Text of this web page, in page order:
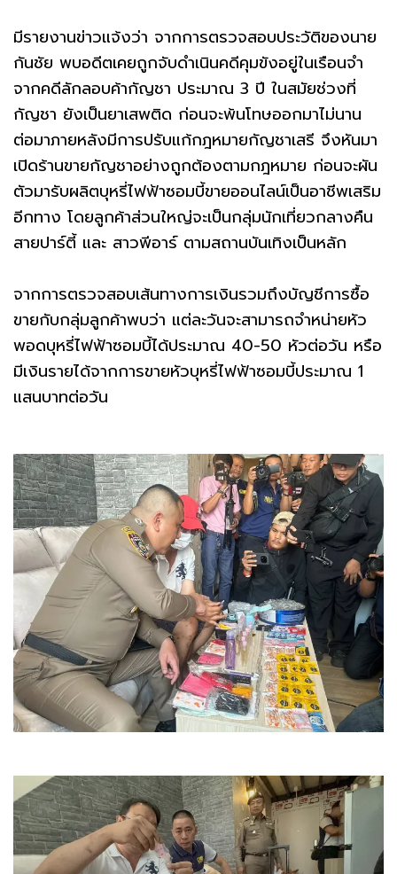
มีรายงานข่าวแจ้งว่า จากการตรวจสอบประวัติของนาย
กันชัย พบอดีตเคยถูกจับดำเนินคดีคุมขังอยู่ในเรือนจำ
จากคดีลักลอบค้ากัญชา ประมาณ 3 ปี ในสมัยช่วงที่
กัญชา ยังเป็นยาเสพติด ก่อนจะพ้นโทษออกมาไม่นาน
ต่อมาภายหลังมีการปรับแก้กฎหมายกัญชาเสรี จึงหันมา
เปิดร้านขายกัญชาอย่างถูกต้องตามกฎหมาย ก่อนจะผัน
ตัวมารับผลิตบุหรี่ไฟฟ้าซอมบี้ขายออนไลน์เป็นอาชีพเสริม
อีกทาง โดยลูกค้าส่วนใหญ่จะเป็นกลุ่มนักเที่ยวกลางคืน
สายปาร์ตี้ และ สาวพีอาร์ ตามสถานบันเทิงเป็นหลัก
จากการตรวจสอบเส้นทางการเงินรวมถึงบัญชีการซื้อ
ขายกับกลุ่มลูกค้าพบว่า แต่ละวันจะสามารถจำหน่ายหัว
พอดบุหรี่ไฟฟ้าซอมบี้ได้ประมาณ 40-50 หัวต่อวัน หรือ
มีเงินรายได้จากการขายหัวบุหรี่ไฟฟ้าซอมบี้ประมาณ 1
แสนบาทต่อวัน